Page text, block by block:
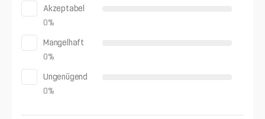
Akzeptabel
0%
Mangelhaft
0%
Ungenügend
0%